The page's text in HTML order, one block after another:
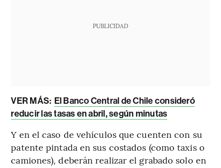
PUBLICIDAD
VER MÁS: El Banco Central de Chile consideró
reducir las tasas en abril, según minutas
Y en el caso de vehículos que cuenten con su
patente pintada en sus costados (como taxis o
camiones), deberán realizar el grabado solo en